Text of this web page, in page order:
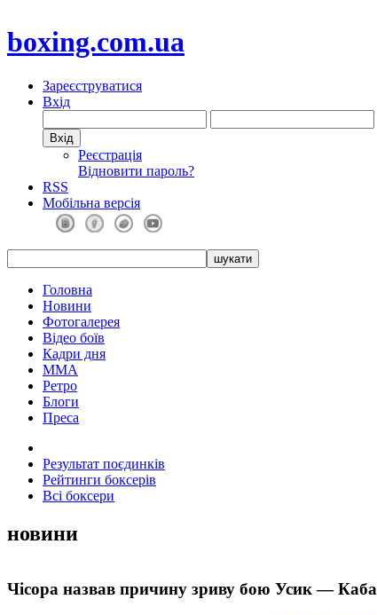
boxing.com.ua
Зареєструватися
Вхід
Реєстрація
Відновити пароль?
RSS
Мобільна версія
Головна
Новини
Фотогалерея
Відео боїв
Кадри дня
ММА
Ретро
Блоги
Преса
Результат поєдинків
Рейтинги боксерів
Всі боксери
новини
Чісора назвав причину зриву бою Усик —